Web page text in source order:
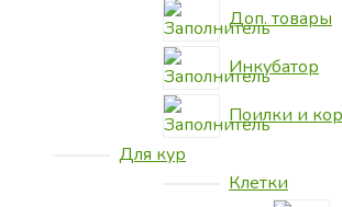
Доп. товары
Инкубатор
Поилки и
Для кур
Клетки